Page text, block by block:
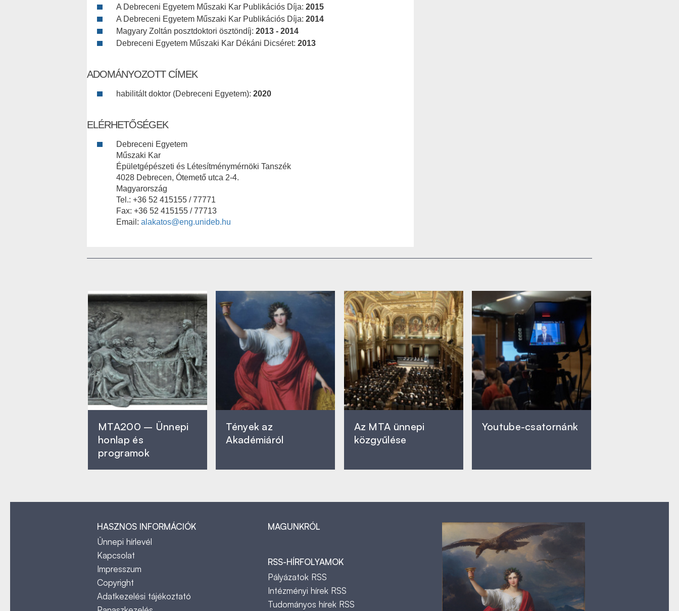
A Debreceni Egyetem Műszaki Kar Publikációs Díja: 2015
A Debreceni Egyetem Műszaki Kar Publikációs Díja: 2014
Magyary Zoltán posztdoktori ösztöndíj: 2013 - 2014
Debreceni Egyetem Műszaki Kar Dékáni Dicséret: 2013
ADOMÁNYOZOTT CÍMEK
habilitált doktor (Debreceni Egyetem): 2020
ELÉRHETŐSÉGEK
Debreceni Egyetem
Műszaki Kar
Épületgépészeti és Létesítménymérnöki Tanszék
4028 Debrecen, Ótemető utca 2-4.
Magyarország
Tel.: +36 52 415155 / 77771
Fax: +36 52 415155 / 77713
Email: alakatos@eng.unideb.hu
MTA200 – Ünnepi
honlap és
programok
Tények az
Akadémiáról
Az MTA ünnepi
közgyűlése
Youtube-csatornánk
HASZNOS INFORMÁCIÓK
Ünnepi hírlevél
Kapcsolat
Impresszum
Copyright
Adatkezelési tájékoztató
MAGUNKRÓL
RSS-HÍRFOLYAMOK
Pályázatok RSS
Intézményi hírek RSS
Tudományos hírek RSS